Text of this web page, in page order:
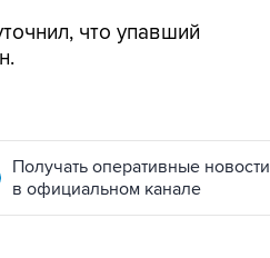
что упавший
Получать оперативные новости
в официальном канале